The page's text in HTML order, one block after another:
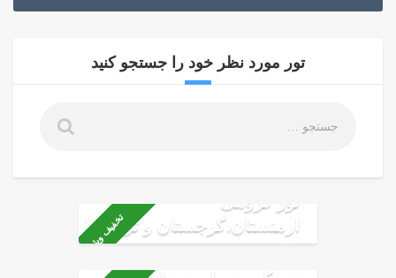
تور مورد نظر خود را جستجو کنید
تخفیف ویژه
تور گروهی
ارمنستان،گرجستان و ترکیه با
ماشین شخصی